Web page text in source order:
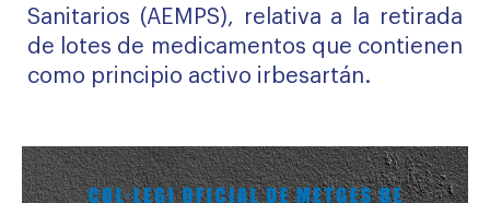
Sanitarios (AEMPS), relativa a la retirada
de lotes de medicamentos que contienen
como principio activo irbesartán.